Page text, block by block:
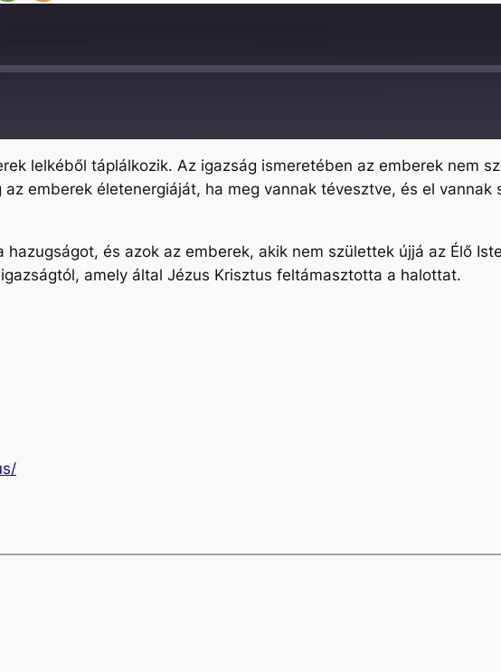
lelkéből táplálkozik. Az igazság ismeretében az emberek nem
emberek életenergiáját, ha meg vannak tévesztve, és el vannak
és azok az emberek, akik nem születtek újjá az Élő
amely által Jézus Krisztus feltámasztotta a halottat.